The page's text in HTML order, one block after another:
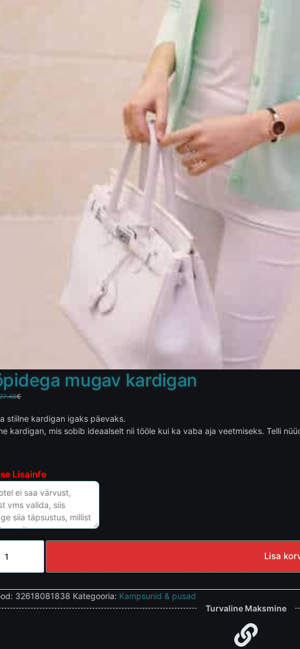
mugav kardigan
€
stiilne kardigan igaks päevaks.
kardigan, mis sobib ideaalselt nii tööle kui ka vaba aja veetmiseks. Telli
Lisainfo
Lisa
32618081838 Kategooria: Kampsunid & pusad
Turvaline Maksmine